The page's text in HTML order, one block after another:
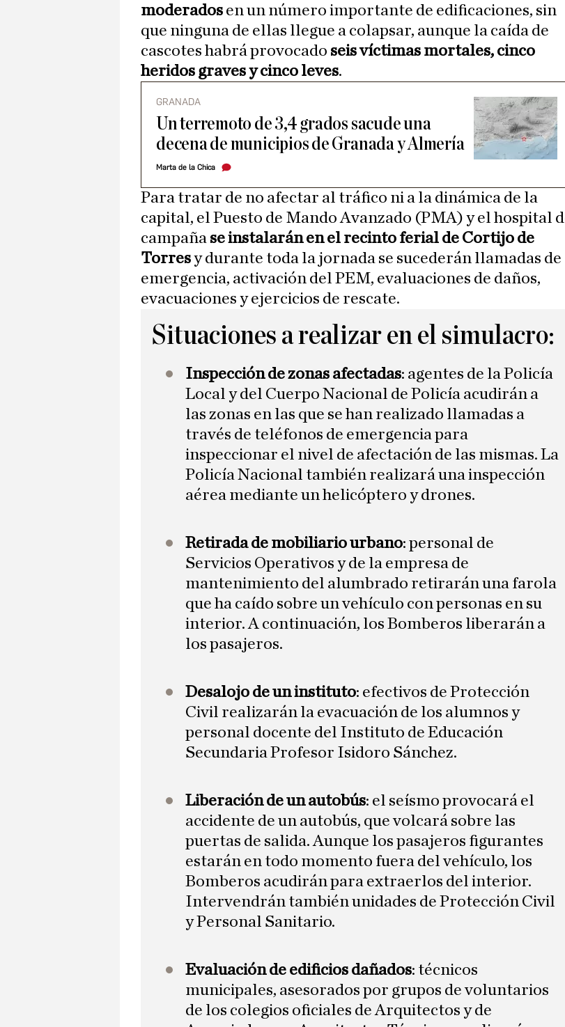
moderados en un número importante de edificaciones, sin
que ninguna de ellas llegue a colapsar, aunque la caída de
cascotes habrá provocado seis víctimas mortales, cinco
heridos graves y cinco leves.
GRANADA
Un terremoto de 3,4 grados sacude una
decena de municipios de Granada y Almería
Marta de la Chica
Para tratar de no afectar al tráfico ni a la dinámica de la
capital, el Puesto de Mando Avanzado (PMA) y el hospital
campaña se instalarán en el recinto ferial de Cortijo de
Torresy durante toda la jornada se sucederán llamadas de
emergencia, activación del PEM, evaluaciones de daños,
evacuaciones y ejercicios de rescate.
Situaciones a realizar en el simulacro:
Inspección de zonas afectadas: agentes de la Policía
Local y del Cuerpo Nacional de Policía acudirán a
las zonas en las que se han realizado llamadas a
través de teléfonos de emergencia para
inspeccionar el nivel de afectación de las mismas. La
Policía Nacional también realizará una inspección
aérea mediante un helicóptero y drones.
Retirada de mobiliario urbano: personal de
Servicios Operativos y de la empresa de
mantenimiento del alumbrado retirarán una farola
que ha caído sobre un vehículo con personas en su
interior. A continuación, los Bomberos liberarán a
los pasajeros.
Desalojo de un instituto: efectivos de Protección
Civil realizarán la evacuación de los alumnos y
personal docente del Instituto de Educación
Secundaria Profesor Isidoro Sánchez.
Liberación de un autobús: el seísmo provocará el
accidente de un autobús, que volcará sobre las
puertas de salida. Aunque los pasajeros figurantes
estarán en todo momento fuera del vehículo, los
Bomberos acudirán para extraerlos del interior.
Intervendrán también unidades de Protección Civil
y Personal Sanitario.
Evaluación de edificios dañados: técnicos
municipales, asesorados por grupos de voluntarios
de los colegios oficiales de Arquitectos y de